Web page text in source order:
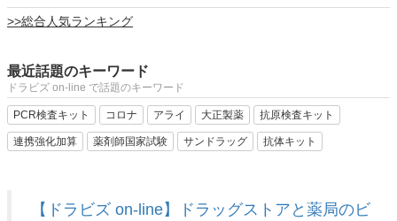
>>総合人気ランキング
最近話題のキーワード
ドラビズ on-line で話題のキーワード
PCR検査キット コロナ アライ 大正製薬 抗原検査キット
連携強化加算 薬剤師国家試験 サンドラッグ 抗体キット
【ドラビズ on-line】ドラッグストアと薬局のビ